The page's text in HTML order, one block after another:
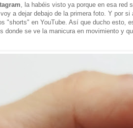
, la habéis visto ya porque en esa
a dejar debajo de la primera foto. Y por
"shorts" en YouTube. Así que ducho esto,
donde se ve la manicura en movimiento y